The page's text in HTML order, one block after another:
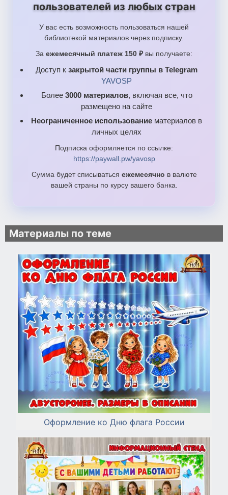
пользователей из любых стран
У вас есть возможность пользоваться нашей
библиотекой материалов через подписку.
За ежемесячный платеж 150 ₽ вы получаете:
Доступ к закрытой части группы в Telegram
YAVOSP
Более 3000 материалов, включая все, что
размещено на сайте
Неограниченное использование материалов в
личных целях
Подписка оформляется по ссылке:
https://paywall.pw/yavosp
Сумма будет списываться ежемесячно в валюте
вашей страны по курсу вашего банка.
Материалы по теме
Оформление ко Дню флага России